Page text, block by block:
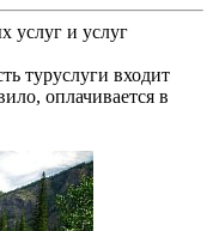
услуг и услуг
туруслуги входит
оплачивается в